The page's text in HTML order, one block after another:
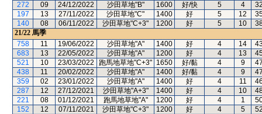
272
09 24/12/2022 沙田草地"B" 1600 好/快 5 4
197
13 27/11/2022 沙田草地"C" 1400 好 5 12
140
08 06/11/2022 沙田草地"C+3" 1200 好 5 10
21/22 馬季
758
11 19/06/2022 沙田草地"A" 1400 好 4 14
683
13 22/05/2022 沙田草地"A" 1200 好 4 13
521
10 23/03/2022 跑馬地草地"C+3" 1650 好/黏 4 9
438
11 20/02/2022 沙田草地"A" 1400 好/黏 4 9
359
02 23/01/2022 沙田草地"A" 1400 好 4 11
287
12 27/12/2021 沙田草地"A+3" 1400 好 4 10
221
08 01/12/2021 跑馬地草地"A" 1200 好 4 1
152
12 07/11/2021 沙田草地"C+3" 1200 好 4 5